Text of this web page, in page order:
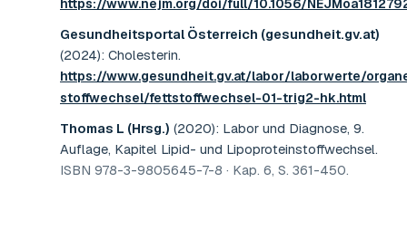
https://www.nejm.org/doi/full/10.1056/
Gesundheitsportal Österreich (gesundheit.gv.at)
(2024): Cholesterin.
https://www.gesundheit.gv.at/labor/laborwerte/
stoffwechsel/fettstoffwechsel-01-trig2-hk.html
Thomas L (Hrsg.) (2020): Labor und Diagnose, 9.
Auflage, Kapitel Lipid- und Lipoproteinstoffwechsel.
ISBN 978-3-9805645-7-8 · Kap. 6, S. 361-450.